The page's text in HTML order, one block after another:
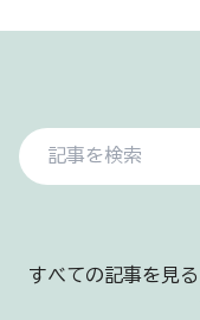
すべての記事を見る